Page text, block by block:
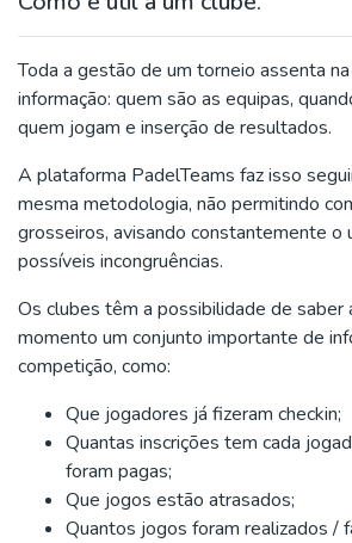
Toda a gestão de um torneio assenta
informação: quem são as equipas,
quem jogam e inserção de resultados.
A plataforma PadelTeams faz isso
mesma metodologia, não permitindo
grosseiros, avisando constantemente o
possíveis incongruências.
Os clubes têm a possibilidade de saber
momento um conjunto importante de
competição, como:
Que jogadores já fizeram checkin;
Quantas inscrições tem cada
foram pagas;
Que jogos estão atrasados;
Quantos jogos foram realizados /